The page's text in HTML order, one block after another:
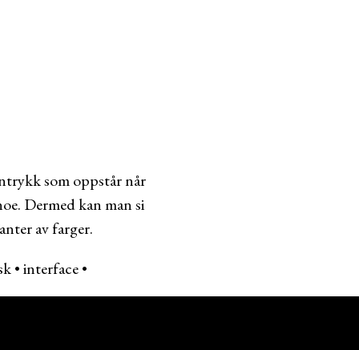
som oppstår når
Dermed kan man si
av farger.
•interface•